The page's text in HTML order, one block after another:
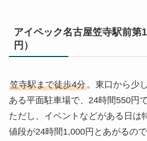
アイペック名古屋笠寺駅前第
円）
笠寺駅まで徒歩4分。東口から少
ある平面駐車場で、24時間550円
ただし、イベントなどがある日は
値段が24時間1,000円とあがるの